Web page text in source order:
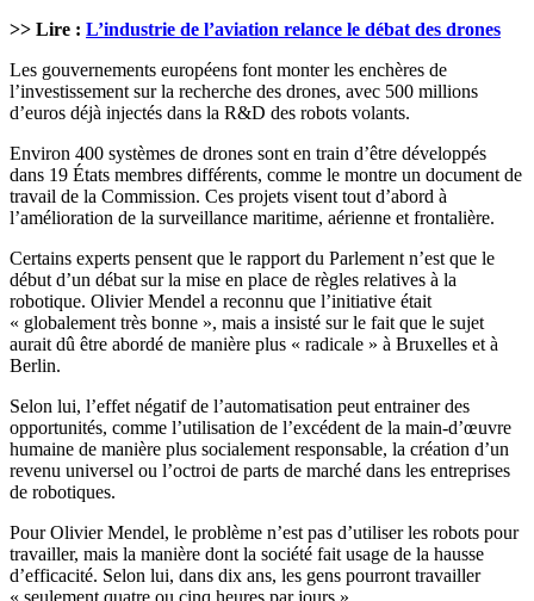
>> Lire : L’industrie de l’aviation relance le débat des drones
Les gouvernements européens font monter les enchères de
l’investissement sur la recherche des drones, avec 500 millions
d’euros déjà injectés dans la R&D des robots volants.
Environ 400 systèmes de drones sont en train d’être développés
dans 19 États membres différents, comme le montre un document de
travail de la Commission. Ces projets visent tout d’abord à
l’amélioration de la surveillance maritime, aérienne et frontalière.
Certains experts pensent que le rapport du Parlement n’est que le
début d’un débat sur la mise en place de règles relatives à la
robotique. Olivier Mendel a reconnu que l’initiative était
« globalement très bonne », mais a insisté sur le fait que le sujet
aurait dû être abordé de manière plus « radicale » à Bruxelles et à
Berlin.
Selon lui, l’effet négatif de l’automatisation peut entrainer des
opportunités, comme l’utilisation de l’excédent de la main-d’œuvre
humaine de manière plus socialement responsable, la création d’un
revenu universel ou l’octroi de parts de marché dans les entreprises
de robotiques.
Pour Olivier Mendel, le problème n’est pas d’utiliser les robots pour
travailler, mais la manière dont la société fait usage de la hausse
d’efficacité. Selon lui, dans dix ans, les gens pourront travailler
« seulement quatre ou cinq heures par jours ».